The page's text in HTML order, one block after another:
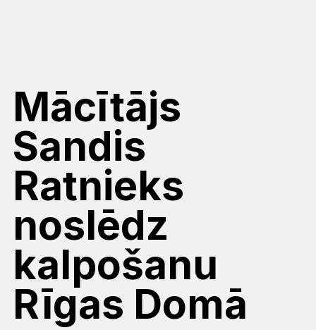
Mācītājs
Sandis
Ratnieks
noslēdz
kalpošanu
Rīgas Domā